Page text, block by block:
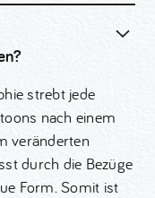
strebt jede
nach einem
veränderten
durch die Bezüge
Form. Somit ist